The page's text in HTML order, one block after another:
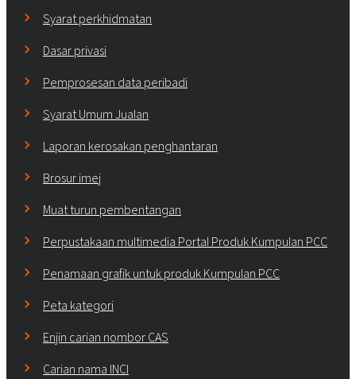
Syarat perkhidmatan
Dasar privasi
Pemprosesan data peribadi
Syarat Umum Jualan
Laporan kerosakan penghantaran
Brosur imej
Muat turun pembentangan
Perpustakaan multimedia Portal Produk Kumpulan PCC
Penamaan grafik untuk produk Kumpulan PCC
Peta kategori
Enjin carian nombor CAS
Carian nama INCI